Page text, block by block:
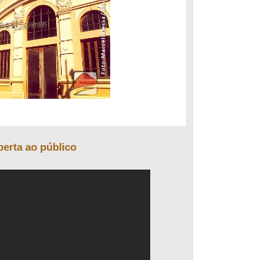
ao público